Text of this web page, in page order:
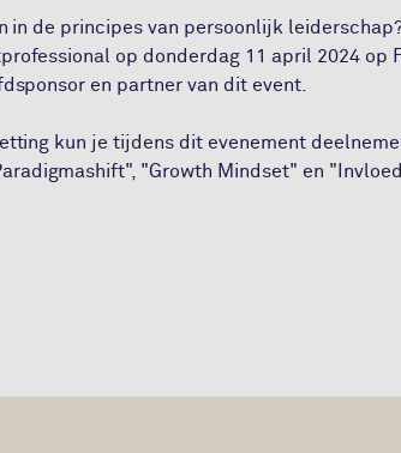
in de principes van persoonlijk
op donderdag 11 april 2024 op
en partner van dit event.
kun je tijdens dit evenement
"Growth Mindset" en